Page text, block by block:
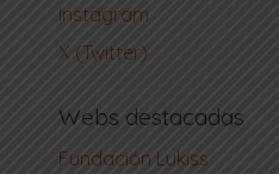
Instagram
X (Twitter)
Webs destacadas
Fundación Lukiss